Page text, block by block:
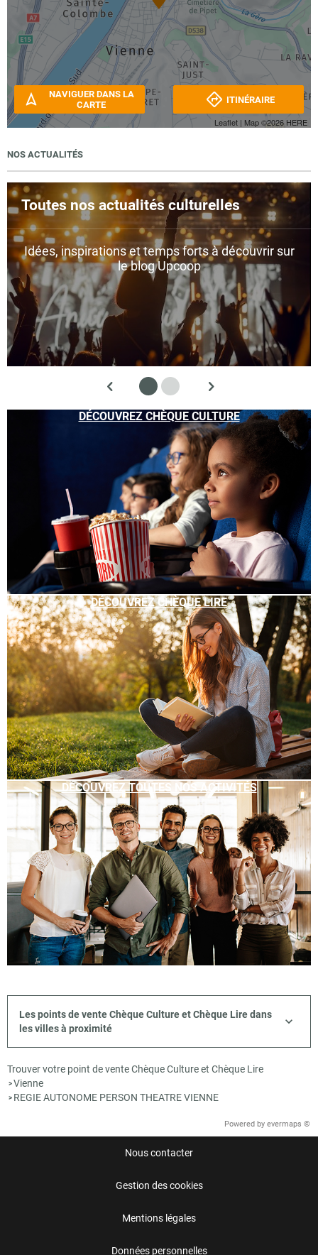
Leaflet | Map ©2026 HERE
NAVIGUER DANS LA
CARTE
ITINÉRAIRE
NOS ACTUALITÉS
Toutes nos actualités culturelles
Idées, inspirations et temps forts à découvrir sur
le blog Upcoop
DÉCOUVREZ CHÈQUE CULTURE
DÉCOUVREZ CHÈQUE LIRE
DÉCOUVREZ TOUTES NOS ACTIVITÉS
Les points de vente Chèque Culture et Chèque Lire dans
les villes à proximité
Trouver votre point de vente Chèque Culture et Chèque Lire
>Vienne
> REGIE AUTONOME PERSON THEATRE VIENNE
Powered by evermaps ©
Nous contacter
Gestion des cookies
Mentions légales
Données personnelles